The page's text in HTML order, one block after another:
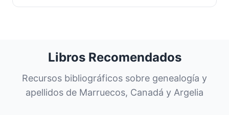
Libros Recomendados
Recursos bibliográficos sobre genealogía y
apellidos de Marruecos, Canadá y Argelia